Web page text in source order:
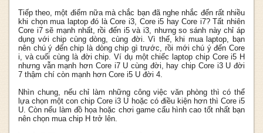
Tiếp theo, một điểm nữa mà chắc bạn đã nghe nhắc đến rất nhiều
khi chọn mua laptop đó là Core i3, Core i5 hay Core i7? Tất nhiên
Core i7 sẽ mạnh nhất, rồi đến i5 và i3, nhưng so sánh này chỉ áp
dụng với chip cùng dòng, cùng đời. Vì thế, khi mua laptop, bạn
nên chú ý đến chip là dòng chip gì trước, rồi mới chú ý đến Core
i, và cuối cùng là đời chip. Ví dụ một chiếc laptop chip Core i5 H
nhưng vẫn mạnh hơn Core i7 U cùng đời, hay chip Core i3 U đời
7 thậm chí còn mạnh hơn Core i5 U đời 4.
Nhìn chung, nếu chỉ làm những công việc văn phòng thì có thể
lựa chọn một con chip Core i3 U hoặc có điều kiện hơn thì Core i5
U. Còn nếu làm đồ họa hoặc chơi game cấu hình cao tốt nhất bạn
nên chọn mua chip H trở lên.